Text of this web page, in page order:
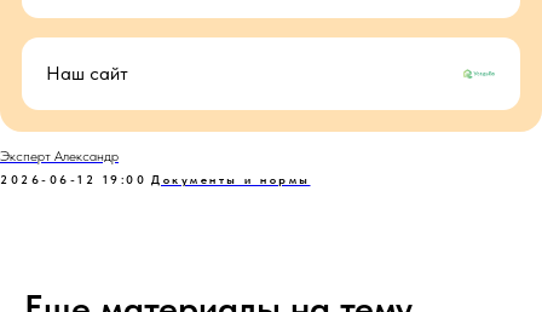
Наш сайт
Эксперт Александр
2026-06-12 19:00 Документы и нормы